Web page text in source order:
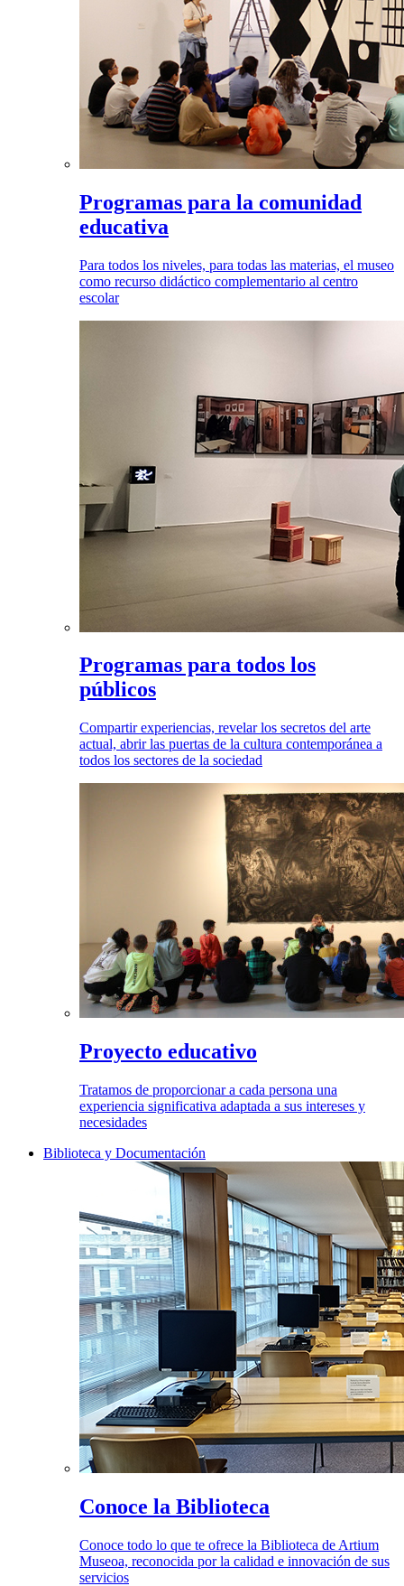
Programas para la comunidad
educativa
Para todos los niveles, para todas las materias, el museo
como recurso didáctico complementario al centro
escolar
Programas para todos los
públicos
Compartir experiencias, revelar los secretos del arte
actual, abrir las puertas de la cultura contemporánea a
todos los sectores de la sociedad
Proyecto educativo
Tratamos de proporcionar a cada persona una
experiencia significativa adaptada a sus intereses y
necesidades
Biblioteca y Documentación
Conoce la Biblioteca
Conoce todo lo que te ofrece la Biblioteca de Artium
Museoa, reconocida por la calidad e innovación de sus
servicios